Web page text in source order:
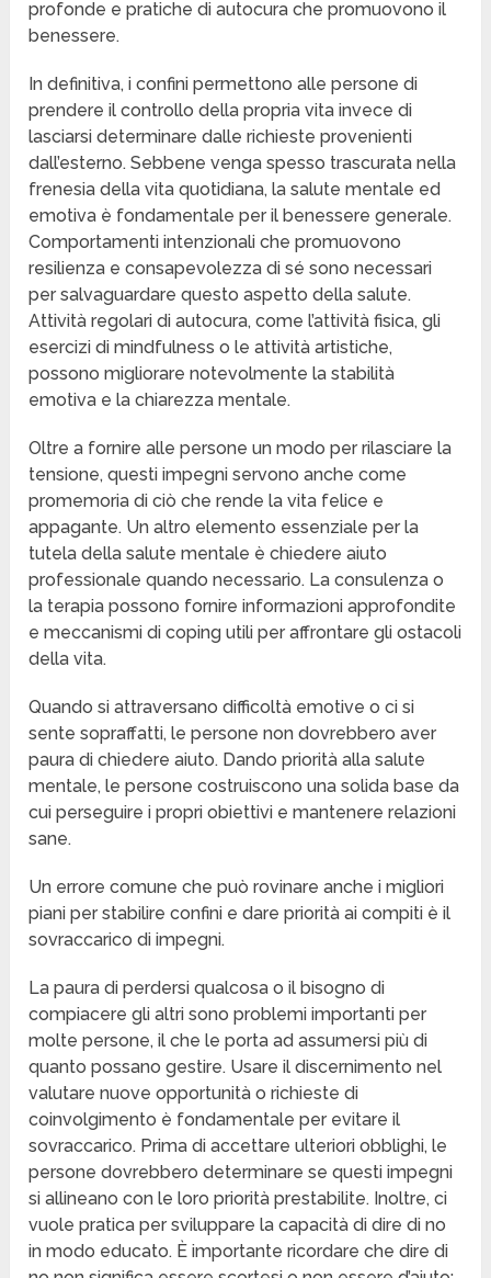
profonde e pratiche di autocura che promuovono il
benessere.
In definitiva, i confini permettono alle persone di
prendere il controllo della propria vita invece di
lasciarsi determinare dalle richieste provenienti
dall’esterno. Sebbene venga spesso trascurata nella
frenesia della vita quotidiana, la salute mentale ed
emotiva è fondamentale per il benessere generale.
Comportamenti intenzionali che promuovono
resilienza e consapevolezza di sé sono necessari
per salvaguardare questo aspetto della salute.
Attività regolari di autocura, come l’attività fisica, gli
esercizi di mindfulness o le attività artistiche,
possono migliorare notevolmente la stabilità
emotiva e la chiarezza mentale.
Oltre a fornire alle persone un modo per rilasciare la
tensione, questi impegni servono anche come
promemoria di ciò che rende la vita felice e
appagante. Un altro elemento essenziale per la
tutela della salute mentale è chiedere aiuto
professionale quando necessario. La consulenza o
la terapia possono fornire informazioni approfondite
e meccanismi di coping utili per affrontare gli ostacoli
della vita.
Quando si attraversano difficoltà emotive o ci si
sente sopraffatti, le persone non dovrebbero aver
paura di chiedere aiuto. Dando priorità alla salute
mentale, le persone costruiscono una solida base da
cui perseguire i propri obiettivi e mantenere relazioni
sane.
Un errore comune che può rovinare anche i migliori
piani per stabilire confini e dare priorità ai compiti è il
sovraccarico di impegni.
La paura di perdersi qualcosa o il bisogno di
compiacere gli altri sono problemi importanti per
molte persone, il che le porta ad assumersi più di
quanto possano gestire. Usare il discernimento nel
valutare nuove opportunità o richieste di
coinvolgimento è fondamentale per evitare il
sovraccarico. Prima di accettare ulteriori obblighi, le
persone dovrebbero determinare se questi impegni
si allineano con le loro priorità prestabilite. Inoltre, ci
vuole pratica per sviluppare la capacità di dire di no
in modo educato. È importante ricordare che dire di